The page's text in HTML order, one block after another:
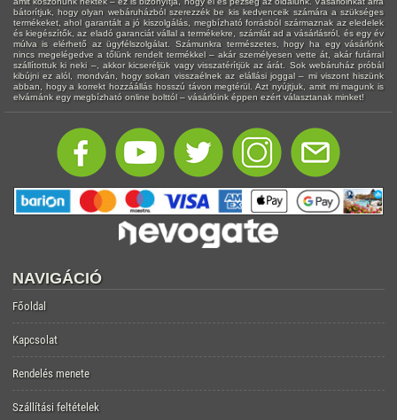
bátorítjuk, hogy olyan webáruházból szerezzék be kis kedvenceik számára a szükséges
termékeket, ahol garantált a jó kiszolgálás, megbízható forrásból származnak az eledelek
és kiegészítők, az eladó garanciát vállal a termékekre, számlát ad a vásárlásról, és egy év
múlva is elérhető az ügyfélszolgálat. Számunkra természetes, hogy ha egy vásárlónk
nincs megelégedve a tőlünk rendelt termékkel – akár személyesen vette át, akár futárral
szállítottuk ki neki –, akkor kicseréljük vagy visszatérítjük az árát. Sok webáruház próbál
kibújni ez alól, mondván, hogy sokan visszaélnek az elállási joggal – mi viszont hiszünk
abban, hogy a korrekt hozzáállás hosszú távon megtérül. Azt nyújtjuk, amit mi magunk is
elvárnánk egy megbízható online bolttól – vásárlóink éppen ezért választanak minket!
NAVIGÁCIÓ
Főoldal
Kapcsolat
Rendelés menete
Szállítási feltételek